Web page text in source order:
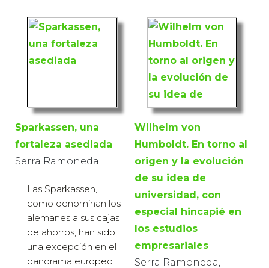
Sparkassen, una
fortaleza asediada
Serra Ramoneda
Las Sparkassen,
como denominan los
alemanes a sus cajas
de ahorros, han sido
una excepción en el
panorama europeo.
Wilhelm von
Humboldt. En torno al
origen y la evolución
de su idea de
universidad, con
especial hincapié en
los estudios
empresariales
Serra Ramoneda,